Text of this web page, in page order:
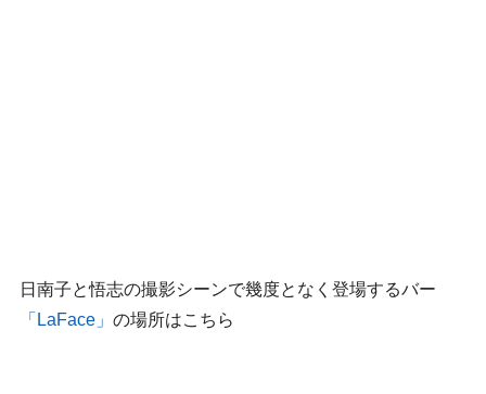
日南子と悟志の撮影シーンで幾度となく登場するバー
「LaFace」 の場所はこちら